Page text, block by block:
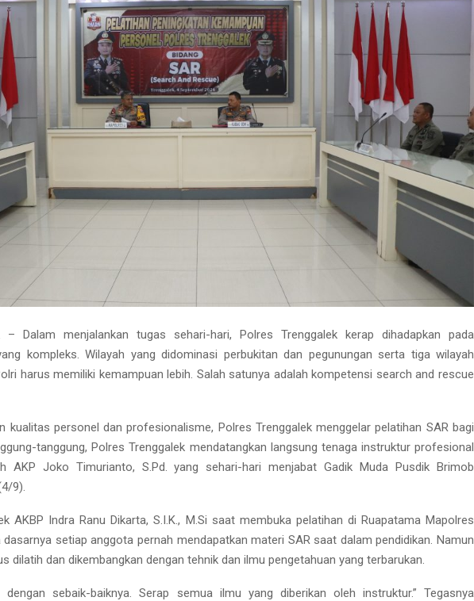
– Dalam menjalankan tugas sehari-hari, Polres Trenggalek kerap dihadapkan pada
kompleks. Wilayah yang didominasi perbukitan dan pegunungan serta tiga wilayah
harus memiliki kemampuan lebih. Salah satunya adalah kompetensi search and rescue
kualitas personel dan profesionalisme, Polres Trenggalek menggelar pelatihan SAR bagi
tanggung, Polres Trenggalek mendatangkan langsung tenaga instruktur profesional
AKP Joko Timurianto, S.Pd. yang sehari-hari menjabat Gadik Muda Pusdik Brimob
9).
AKBP Indra Ranu Dikarta, S.I.K., M.Si saat membuka pelatihan di Ruapatama Mapolres
dasarnya setiap anggota pernah mendapatkan materi SAR saat dalam pendidikan. Namun
dilatih dan dikembangkan dengan tehnik dan ilmu pengetahuan yang terbarukan.
dengan sebaik-baiknya. Serap semua ilmu yang diberikan oleh instruktur.” Tegasnya